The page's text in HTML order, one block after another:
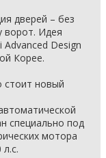
дверей – без
ворот. Идея
Design
Корее.
стоит новый
специально под
мотора